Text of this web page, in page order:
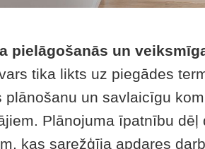
pielāgošanās un
tika likts uz piegādes
plānošanu un savlaicīgu
Plānojuma īpatnību
kas sarežģīja apdares